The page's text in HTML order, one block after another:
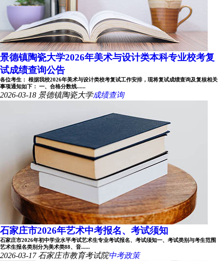
景德镇陶瓷大学2026年美术与设计类本科专业校考复
试成绩查询公告
各位考生： 根据我校2026年美术与设计类校考复试工作安排，现将复试成绩查询及复核相关
事项通知如下： 一、合格分数线......
2026-03-18 景德镇陶瓷大学成绩查询
石家庄市2026年艺术中考报名、考试须知
石家庄市2026年初中学业水平考试艺术生专业考试报名、考试须知一、考试类别与考生范围
艺术生报名类别分为美术类88、音......
2026-03-17 石家庄市教育考试院中考政策